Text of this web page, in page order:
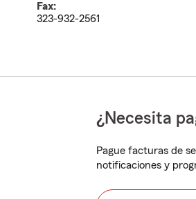
Fax:
323-932-2561
¿Necesita
Pague facturas de
notificaciones y